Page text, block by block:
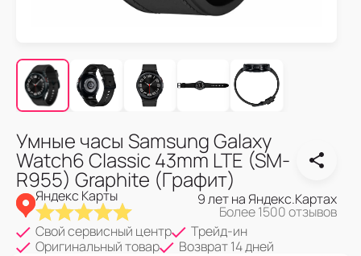
Умные часы Samsung Galaxy
Watch6 Classic 43mm LTE (SM-
R955) Graphite (Графит)
Яндекс Карты 9 лет на Яндекс.Картах
Более 1500 отзывов
Свой сервисный центр
Трейд-ин
Оригинальный товар
Возврат 14 дней